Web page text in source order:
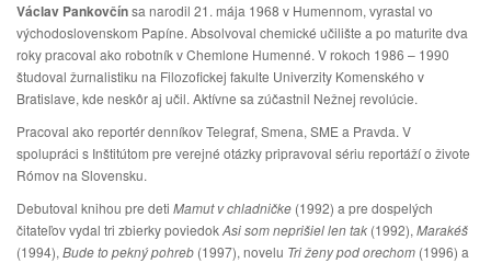
Václav Pankovčínsa narodil 21. mája 1968 v Humennom, vyrastal vo
východoslovenskom Papíne. Absolvoval chemické učilište a po maturite dva
roky pracoval ako robotník v Chemlone Humenné. V rokoch 1986 – 1990
študoval žurnalistiku na Filozofickej fakulte Univerzity Komenského v
Bratislave, kde neskôr aj učil. Aktívne sa zúčastnil Nežnej revolúcie.
Pracoval ako reportér denníkov Telegraf, Smena, SME a Pravda. V
spolupráci s Inštitútom pre verejné otázky pripravoval sériu reportáží o živote
Rómov na Slovensku.
Debutoval knihou pre deti Mamut v chladničke (1992) a pre dospelých
čitateľov vydal tri zbierky poviedokAsi som neprišiel len tak (1992), Marakéš
(1994), Bude to pekný pohreb (1997), novelu Tri ženy pod orechom (1996) a